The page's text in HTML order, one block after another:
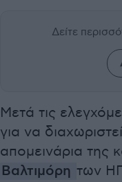
Δείτε
Μετά τις
για να
απομεινάρια της
Βαλτιμόρη των